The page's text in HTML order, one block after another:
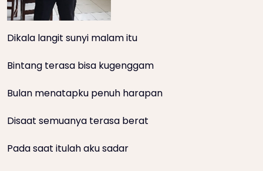
Dikala langit sunyi malam itu
Bintang terasa bisa kugenggam
Bulan menatapku penuh harapan
Disaat semuanya terasa berat
Pada saat itulah aku sadar